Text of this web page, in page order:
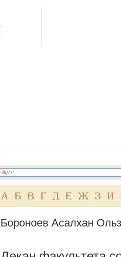
А Б В Г Д Е Ж З И
Бороноев Асалхан